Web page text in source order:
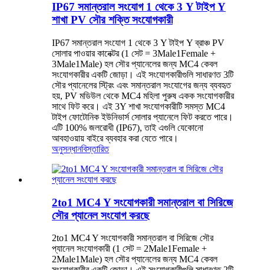
IP67 সমান্তরাল সংযোগ 1 থেকে 3 Y টাইপ Y
শাখা PV সৌর শক্তি সংযোগকারী
IP67 সমান্তরাল সংযোগ 1 থেকে 3 Y টাইপ Y ব্রাঞ্চ PV
সোলার পাওয়ার কানেক্টর (1 সেট = 3Male1Female +
3Male1Male) হল সৌর প্যানেলের জন্য MC4 কেবল
সংযোগকারীর একটি জোড়া। এই সংযোগকারীগুলি সাধারণত 3টি
সৌর প্যানেলের স্ট্রিং এবং সমান্তরাল সংযোগের জন্য ব্যবহৃত
হয়, PV মডিউল থেকে MC4 মহিলা পুরুষ একক সংযোগকারীর
সাথে ফিট করে। এই 3Y শাখা সংযোগকারীটি সমস্ত MC4
টাইপ ফোটোনিক ইউনিভার্স সোলার প্যানেলে ফিট করতে পারে।
এটি 100% জলরোধী (IP67), তাই এগুলি যেকোনো
আবহাওয়ায় বাইরে ব্যবহার করা যেতে পারে।
অনুসন্ধানবিস্তারিত
2to1 MC4 Y সংযোগকারী সমান্তরাল বা সিরিজে
সৌর প্যানেল সংযোগ করছে
2to1 MC4 Y সংযোগকারী সমান্তরাল বা সিরিজে সৌর
প্যানেল সংযোগকারী (1 সেট = 2Male1Female +
2Male1Male) হল সৌর প্যানেলের জন্য MC4 কেবল